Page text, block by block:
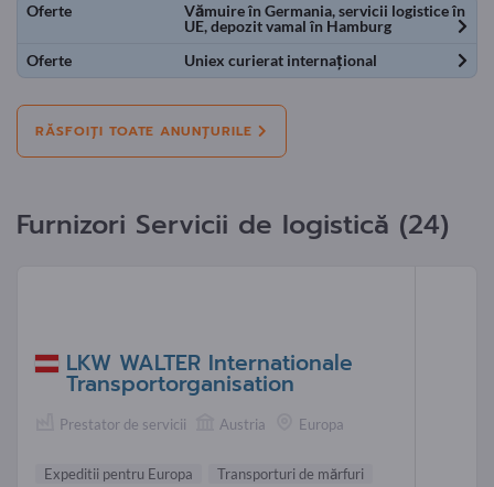
Oferte
Vămuire în Germania, servicii logistice în
UE, depozit vamal în Hamburg
Oferte
Uniex curierat internațional
RĂSFOIȚI TOATE ANUNȚURILE
Furnizori Servicii de logistică (24)
LKW WALTER Internationale
Transportorganisation
Prestator de servicii Austria Europa
Expeditii pentru Europa
Transporturi de mărfuri